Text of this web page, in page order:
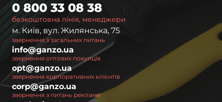
безкоштовна лінія, менеджери
0 800 33 08 38
м. Київ, вул. Жилянська, 75
звернення з загальних питань
info@ganzo.ua
звернення оптових покупців
opt@ganzo.ua
звернення корпоративних клієнтів
corp@ganzo.ua
звернення з питань реклами